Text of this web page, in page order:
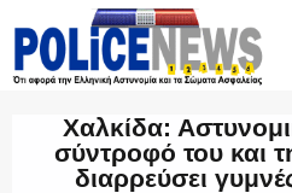
ΤΡΟΧΑΙΑ
Χαλκίδα:
σύντροφό του και
διαρρεύσει